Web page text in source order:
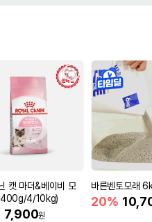
캣 마더&베이비 모
4/10kg)
7,900원
바른벤토모래
20%